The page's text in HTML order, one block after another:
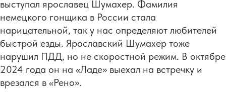
выступал ярославец Шумахер. Фамилия
немецкого гонщика в России стала
нарицательной, так у нас определяют любителей
быстрой езды. Ярославский Шумахер тоже
нарушил ПДД, но не скоростной режим. В октябре
2024 года он на «Ладе» выехал на встречку и
врезался в «Рено».